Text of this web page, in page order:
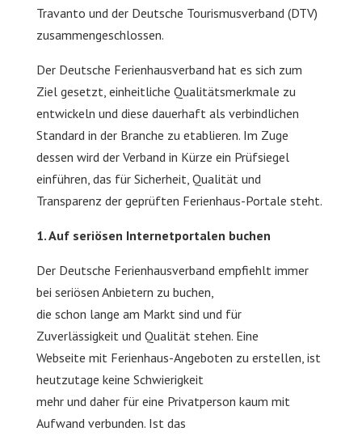
Travanto und der Deutsche Tourismusverband (DTV)
zusammengeschlossen.
Der Deutsche Ferienhausverband hat es sich zum
Ziel gesetzt, einheitliche Qualitätsmerkmale zu
entwickeln und diese dauerhaft als verbindlichen
Standard in der Branche zu etablieren. Im Zuge
dessen wird der Verband in Kürze ein Prüfsiegel
einführen, das für Sicherheit, Qualität und
Transparenz der geprüften Ferienhaus-Portale steht.
1. Auf seriösen Internetportalen buchen
Der Deutsche Ferienhausverband empfiehlt immer
bei seriösen Anbietern zu buchen,
die schon lange am Markt sind und für
Zuverlässigkeit und Qualität stehen. Eine
Webseite mit Ferienhaus-Angeboten zu erstellen, ist
heutzutage keine Schwierigkeit
mehr und daher für eine Privatperson kaum mit
Aufwand verbunden. Ist das